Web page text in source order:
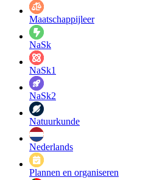
Maatschappijleer
NaSk
NaSk1
NaSk2
Natuurkunde
Nederlands
Plannen en organiseren